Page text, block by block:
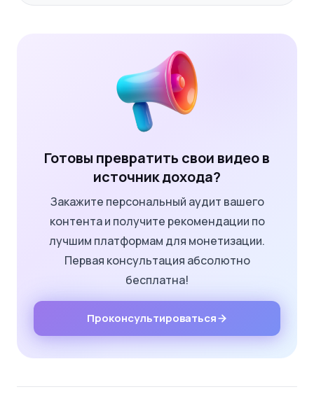
Готовы превратить свои видео в
источник дохода?
Закажите персональный аудит вашего
контента и получите рекомендации по
лучшим платформам для монетизации.
Первая консультация абсолютно
бесплатна!
Проконсультироваться